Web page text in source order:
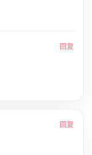
回复
回复